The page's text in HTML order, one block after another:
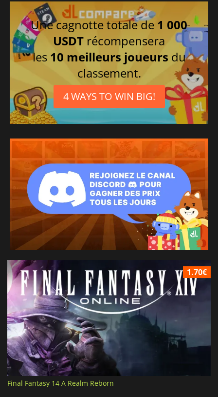
Une cagnotte totale de 1 000
USDT récompensera
les 10 meilleurs joueurs du
classement.
4 WAYS TO WIN BIG!
1.70€
Final Fantasy 14 A Realm Reborn